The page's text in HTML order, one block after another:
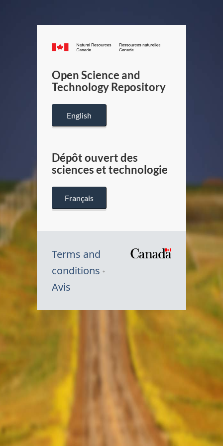
Canada.ca
/
Canada
Open Science and
Technology Repository
English
Dépôt ouvert des
sciences et technologie
Français
Terms and
conditions
Avis
Symbole
Canada